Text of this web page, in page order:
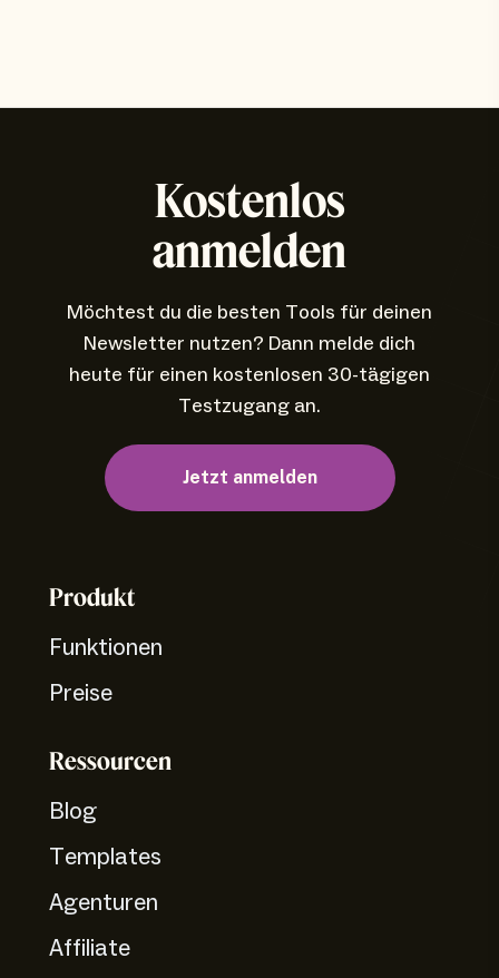
Kostenlos
anmelden
Möchtest du die besten Tools für deinen
Newsletter nutzen? Dann melde dich
heute für einen kostenlosen 30-tägigen
Testzugang an.
Jetzt anmelden
Produkt
Funktionen
Preise
Ressourcen
Blog
Templates
Agenturen
Affiliate